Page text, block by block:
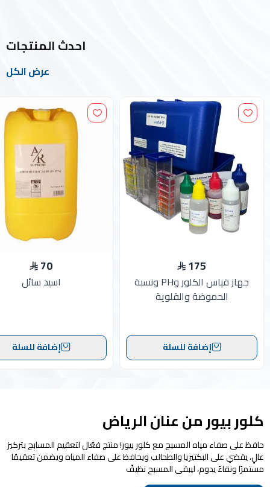
احدث المنتجات
عرض الكل
175
جهاز قياس الكلور وPH ونسبة
الحموضة والقلوية
إضافة للسلة
70
اسيد سائل
إضافة للسلة
كلور بيور من عنان الرياض
حافظ على صفاء مياه المسبح مع كلور بيور! منتج فعّال لتعقيم المسابح بتركيز
عالٍ، يقضي على البكتيريا والطحالب ويحافظ على صفاء المياه ويضمن تعقيمًا
مستمرًا ونقاءً يدوم، ليبقى المسبح نظيفً